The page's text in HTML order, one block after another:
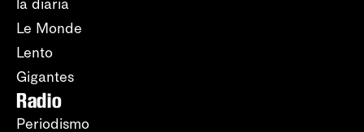
la diaria
Le Monde
Lento
Gigantes
Radio
Periodismo